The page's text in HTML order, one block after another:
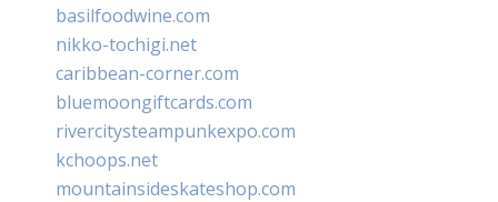
basilfoodwine.com
nikko-tochigi.net
caribbean-corner.com
bluemoongiftcards.com
rivercitysteampunkexpo.com
kchoops.net
mountainsideskateshop.com